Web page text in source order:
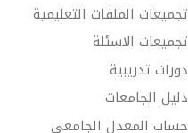
تجميعات الملفات التعليمية
تجميعات الاسئلة
دورات تدريبية
دليل الجامعات
حساب المعدل الجامعي